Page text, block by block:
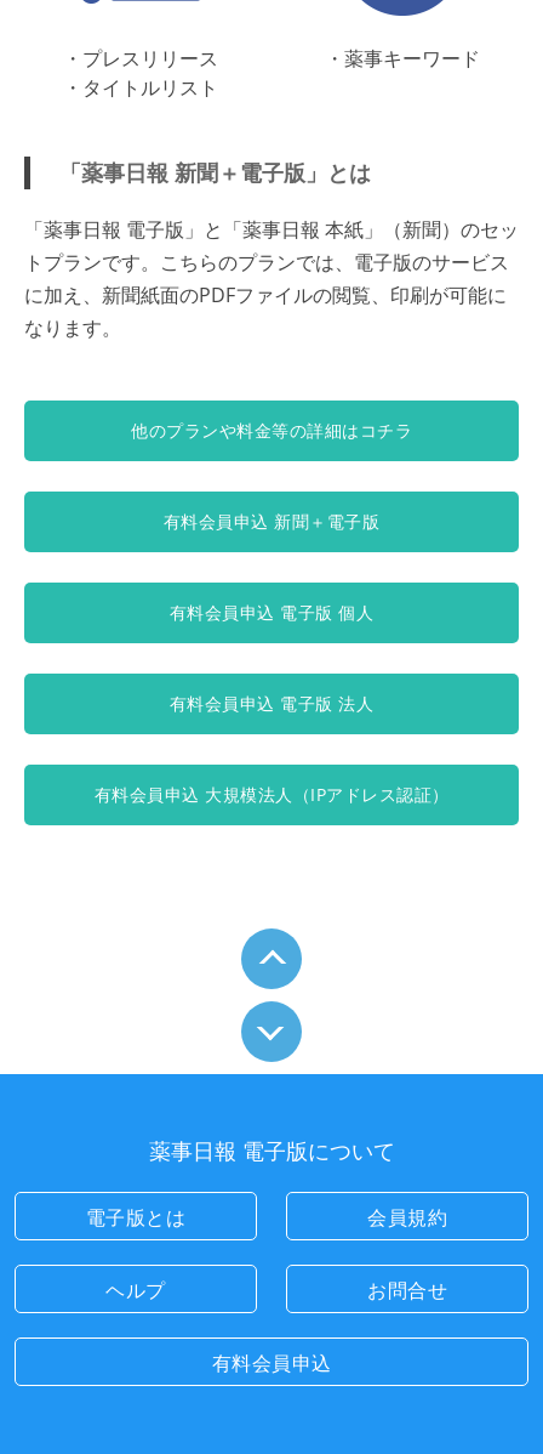
・プレスリリース
・タイトルリスト
・薬事キーワード
「薬事日報 新聞＋電子版」とは
「薬事日報 電子版」と「薬事日報 本紙」（新聞）のセッ
トプランです。こちらのプランでは、電子版のサービス
に加え、新聞紙面のPDFファイルの閲覧、印刷が可能に
なります。
他のプランや料金等の詳細はコチラ
有料会員申込 新聞＋電子版
有料会員申込 電子版 個人
有料会員申込 電子版 法人
有料会員申込 大規模法人（IPアドレス認証）
薬事日報 電子版について
電子版とは 会員規約
ヘルプ お問合せ
有料会員申込